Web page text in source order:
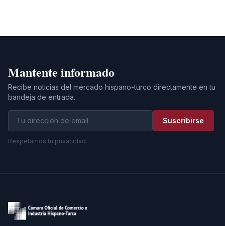
Mantente informado
Recibe noticias del mercado hispano-turco directamente en tu
bandeja de entrada.
Suscribirse
Respetamos tu privacidad.